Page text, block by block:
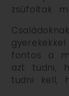
zsúfoltak
fontos a
azt tudni,
tudni kell,